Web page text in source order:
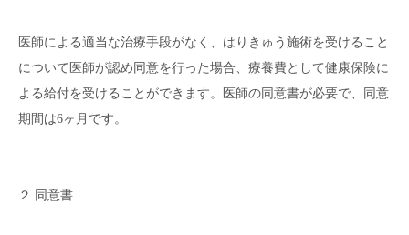
医師による適当な治療手段がなく、はりきゅう施術を受けること
について医師が認め同意を行った場合、療養費として健康保険に
よる給付を受けることができます。医師の同意書が必要で、同意
期間は6ヶ月です。
２.同意書